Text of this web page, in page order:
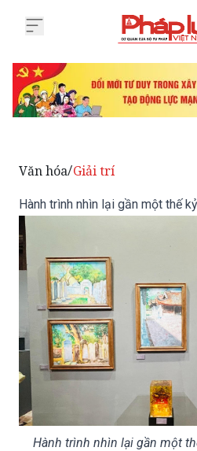
Văn hóa/Giải trí
Hành trình nhìn lại gần một thế
Hành trình nhìn lại gần một